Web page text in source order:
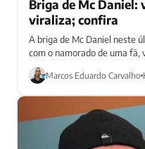
Briga de Mc Daniel:
viraliza; confira
A briga de Mc Daniel neste
com o namorado de uma fã,
Marcos Eduardo Carvalho